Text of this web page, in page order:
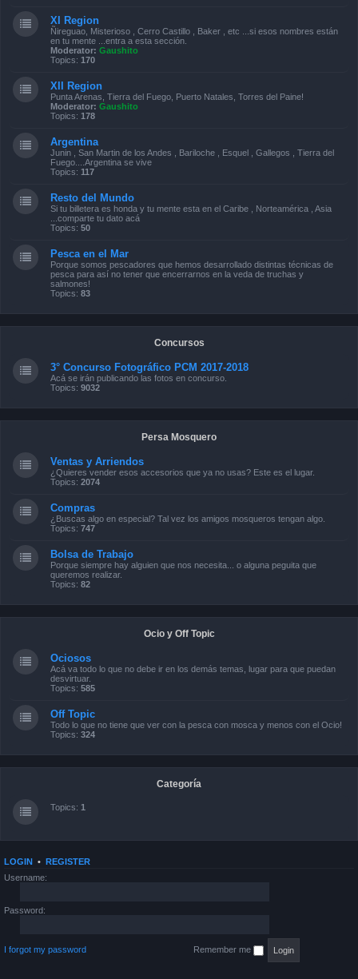
XI Region
Ñireguao, Misterioso , Cerro Castillo , Baker , etc ...si esos nombres están
en tu mente ...entra a esta sección.
Moderator: Gaushito
Topics: 170
XII Region
Punta Arenas, Tierra del Fuego, Puerto Natales, Torres del Paine!
Moderator: Gaushito
Topics: 178
Argentina
Junin , San Martin de los Andes , Bariloche , Esquel , Gallegos , Tierra del
Fuego....Argentina se vive
Topics: 117
Resto del Mundo
Si tu billetera es honda y tu mente esta en el Caribe , Norteamérica , Asia
...comparte tu dato acá
Topics: 50
Pesca en el Mar
Porque somos pescadores que hemos desarrollado distintas técnicas de
pesca para así no tener que encerrarnos en la veda de truchas y
salmones!
Topics: 83
Concursos
3° Concurso Fotográfico PCM 2017-2018
Acá se irán publicando las fotos en concurso.
Topics: 9032
Persa Mosquero
Ventas y Arriendos
¿Quieres vender esos accesorios que ya no usas? Este es el lugar.
Topics: 2074
Compras
¿Buscas algo en especial? Tal vez los amigos mosqueros tengan algo.
Topics: 747
Bolsa de Trabajo
Porque siempre hay alguien que nos necesita... o alguna peguita que
queremos realizar.
Topics: 82
Ocio y Off Topic
Ociosos
Acá va todo lo que no debe ir en los demás temas, lugar para que puedan
desvirtuar.
Topics: 585
Off Topic
Todo lo que no tiene que ver con la pesca con mosca y menos con el Ocio!
Topics: 324
Categoría
Topics: 1
LOGIN • REGISTER
Username:
Password:
I forgot my password Remember me